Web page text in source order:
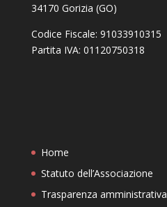
34170 Gorizia (GO)
Codice Fiscale: 91033910315
Partita IVA: 01120750318
Home
Statuto dell’Associazione
Trasparenza amministrativa